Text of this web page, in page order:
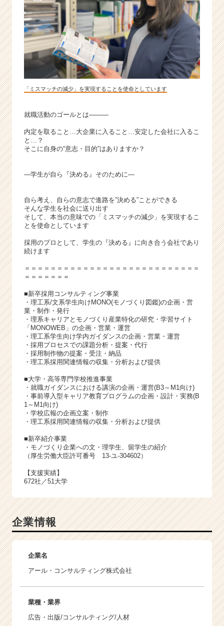
「ミスマッチの減少」を実現することを使命としています
就職活動のゴールとは―――
内定を取ること…大企業に入ること…安定した会社に入るこ
と…？
そこに自身の“意志・目的”はありますか？
―学生が自ら『決める』そのために―
自ら考え、自らの意志で進路を”決める”ことができる
そんな学生を社会に送り出す
そして、本当の意味での「ミスマッチの減少」を実現するこ
とを使命としています
採用のプロとして、学生の『決める』に向き合う会社であり
続けます
＝＝＝＝＝＝＝＝＝＝＝＝＝＝＝＝＝＝＝＝＝＝＝＝＝＝＝
＝＝＝＝＝＝＝
■新卒採用コンサルティング事業
・理工系/文系学生向けMONO(モノづくり図鑑)の企画・営
業・制作・発行
・理系キャリアとモノづくり産業特化の研究・学習サイト
「MONOWEB」の企画・営業・運営
・理工系学生向け学内ガイダンスの企画・営業・運営
・採用プロセスでの課題分析・提案・代行
・採用制作物の提案・受注・納品
・理工系採用関連情報の収集・分析および提供
■大学・高等専門学校推進事業
・就職ガイダンスにおける講演の企画・運営(B3～M1向け)
・事前導入型キャリア教育プログラムの企画・設計・実務(B
1～M1向け)
・学校広報の企画立案・制作
・理工系採用関連情報の収集・分析および提供
■新卒紹介事業
・モノづくり企業への文・理学生、留学生の紹介
（厚生労働大臣許可番号 13-ユ-304602）
【支援実績】
672社／51大学
企業情報
企業名
アール・コンサルティング株式会社
業種・業界
広告・出版/コンサルティング/人材